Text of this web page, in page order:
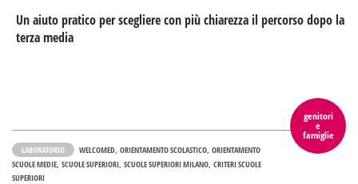
Un aiuto pratico per scegliere con più chiarezza il percorso dopo la
terza media
genitori
e
famiglie
LABORATORIO WELCOMED ORIENTAMENTO SCOLASTICO ORIENTAMENTO
SCUOLE MEDIE SCUOLE SUPERIORI SCUOLE SUPERIORI MILANO CRITERI SCUOLE
SUPERIORI